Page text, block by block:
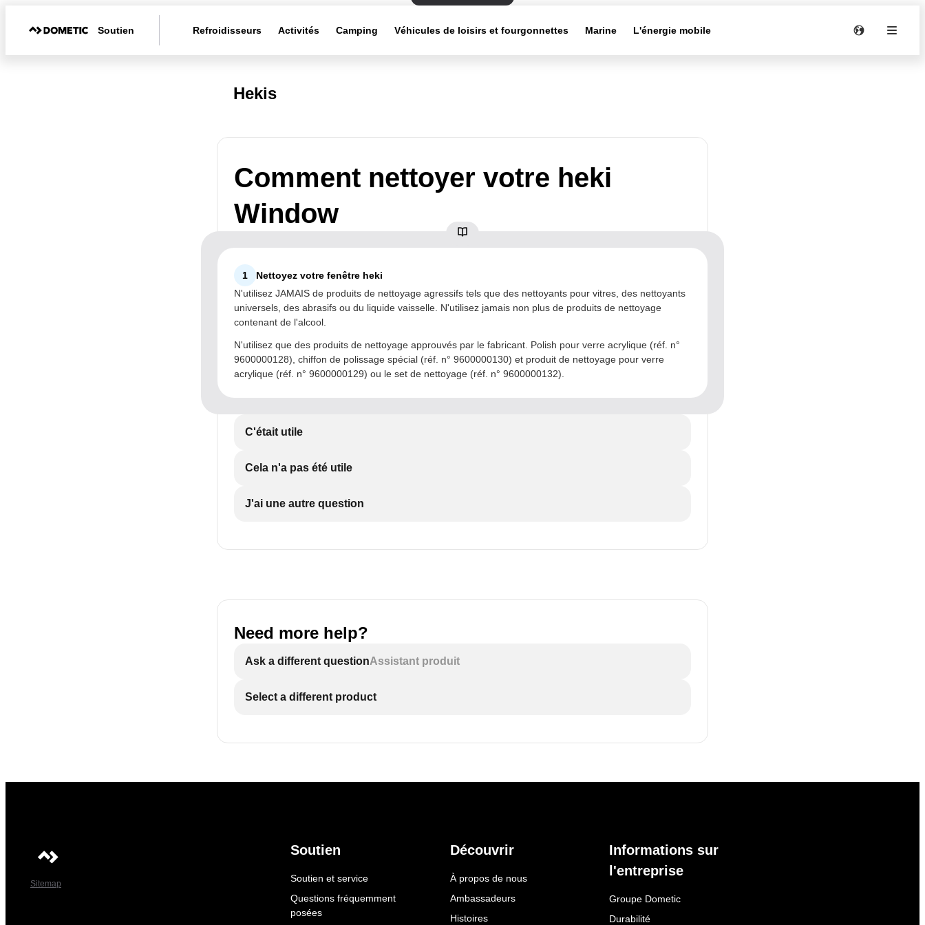
Soutien Refroidisseurs Activités Camping Véhicules de loisirs et fourgonnettes Marine L'énergie mobile
Hekis
Comment nettoyer votre heki
Window
1
Nettoyez votre fenêtre heki
N'utilisez JAMAIS de produits de nettoyage agressifs tels que des nettoyants pour vitres, des nettoyants
universels, des abrasifs ou du liquide vaisselle. N'utilisez jamais non plus de produits de nettoyage
contenant de l'alcool.
N'utilisez que des produits de nettoyage approuvés par le fabricant. Polish pour verre acrylique (réf. n°
9600000128), chiffon de polissage spécial (réf. n° 9600000130) et produit de nettoyage pour verre
acrylique (réf. n° 9600000129) ou le set de nettoyage (réf. n° 9600000132).
C'était utile
Cela n'a pas été utile
J'ai une autre question
Need more help?
Ask a different questionAssistant produit
Select a different product
Sitemap
Soutien
Soutien et service
Questions fréquemment
posées
Découvrir
À propos de nous
Ambassadeurs
Histoires
Informations sur
l'entreprise
Groupe Dometic
Durabilité